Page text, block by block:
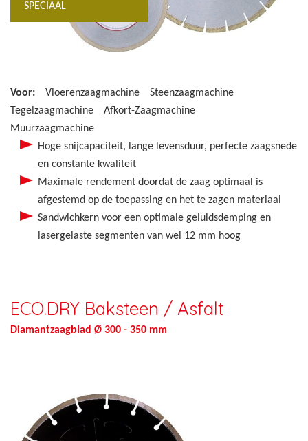
SPECIAAL
Voor: Vloerenzaagmachine
Steenzaagmachine
Tegelzaagmachine
Afkort-Zaagmachine
Muurzaagmachine
Hoge snijcapaciteit, lange levensduur, perfecte zaagsnede
en constante kwaliteit
Maximale rendement doordat de zaag optimaal is
afgestemd op de toepassing en het te zagen materiaal
Sandwichkern voor een optimale geluidsdemping en
lasergelaste segmenten van wel 12 mm hoog
ECO.DRY Baksteen / Asfalt
Diamantzaagblad Ø 300 - 350 mm